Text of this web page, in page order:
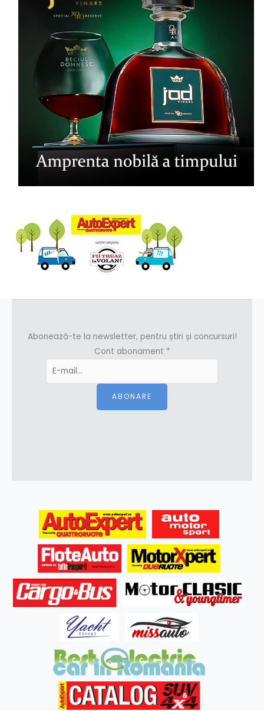
Abonează-te la newsletter, pentru știri și concursuri!
Cont abonament *
ABONARE